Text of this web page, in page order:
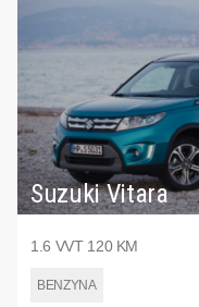
Suzuki Vitara
1.6 VVT 120 KM
BENZYNA